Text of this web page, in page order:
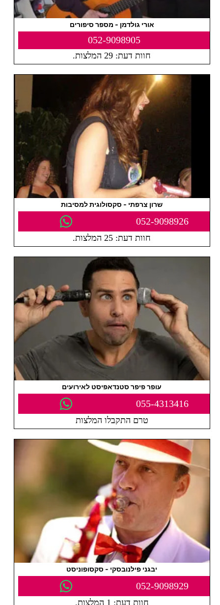
אורי גולדמן - מספר סיפורים
052-9098905
חוות דעת: 29 המלצות.
שרון צרפתי - סקסולוגית למסיבות
052-9098926
חוות דעת: 25 המלצות.
עופר פיפר סטנדאפיסט לאירועים
055-4313416
טרם התקבלו המלצות
יבגני פילנובסקי - סקסופוניסט
052-9098929
חוות דעת: 1 המלצות.